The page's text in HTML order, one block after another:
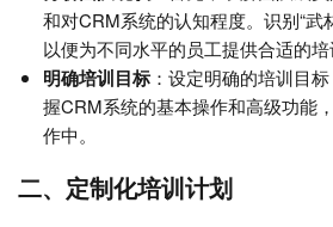
和对CRM系统的认知程度。识别“武
以便为不同水平的员工提供合适的培
明确培训目标：设定明确的培训目
握CRM系统的基本操作和高级功能
作中。
二、定制化培训计划